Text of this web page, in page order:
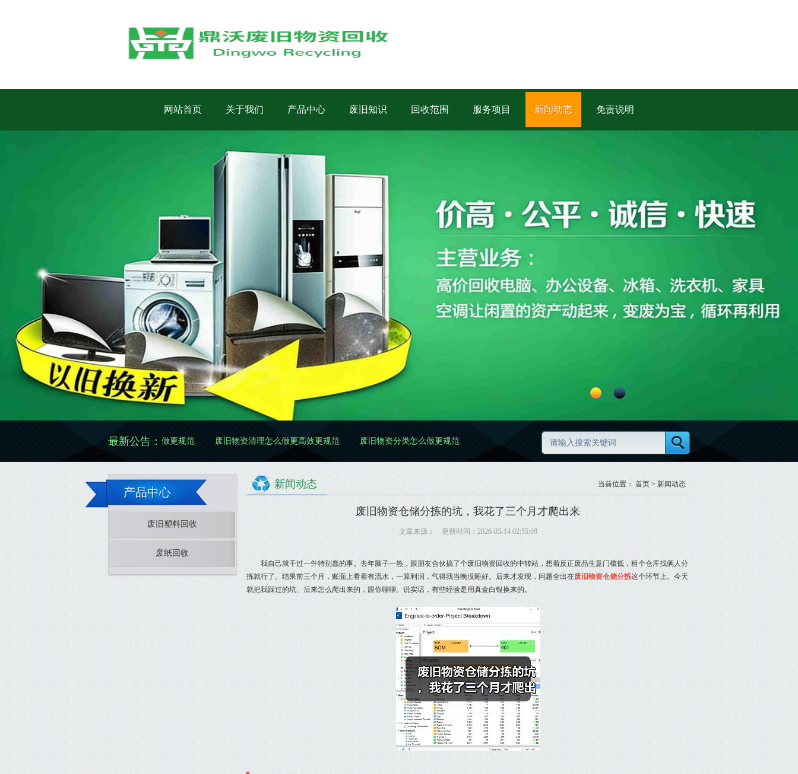
网站首页 关于我们 产品中心 废旧知识 回收范围 服务项目 新闻动态 免责说明
最新公告：
准确 废旧物资处置怎么做更规范 废旧物资清理怎么做更高效更规范 废旧物资分类怎么做更规范
产品中心
废旧塑料回收
废纸回收
新闻动态 当前位置： 首页 > 新闻动态
废旧物资仓储分拣的坑，我花了三个月才爬出来
文章来源： 更新时间：2026-05-14 02:55:08
我自己就干过一件特别蠢的事。去年脑子一热，跟朋友合伙搞了个废旧物资回收的中转站，想着反正废品生意门槛低，租个仓库找俩人分
拣就行了。结果前三个月，账面上看着有流水，一算利润，气得我当晚没睡好。后来才发现，问题全出在废旧物资仓储分拣这个环节上。今天
就把我踩过的坑、后来怎么爬出来的，跟你聊聊。说实话，有些经验是用真金白银换来的。